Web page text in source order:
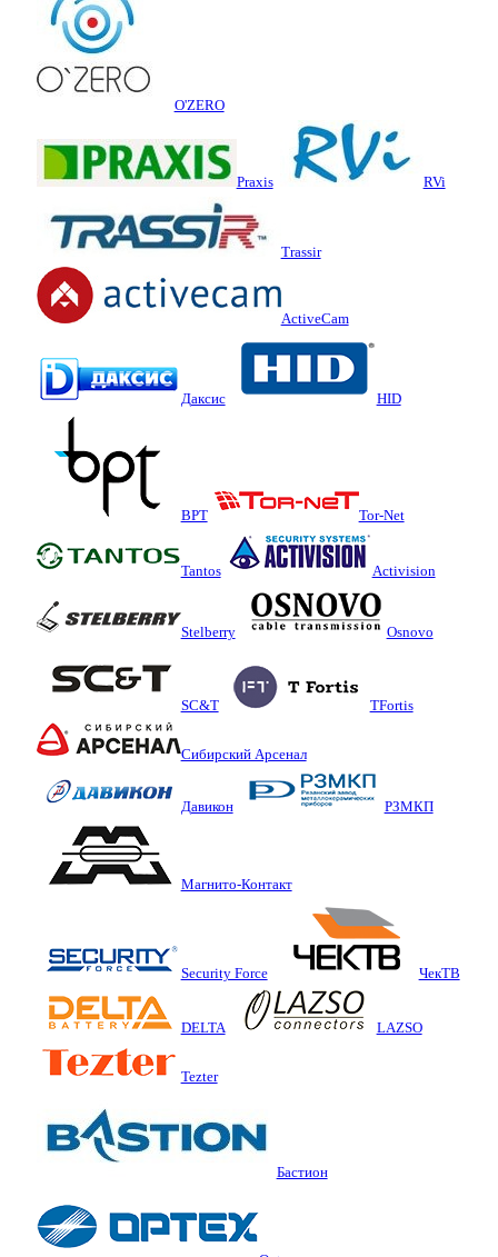
O'ZERO
Praxis RVi
Trassir
ActiveCam
Даксис HID
BPT Tor-Net
Tantos Activision
Stelberry Osnovo
SC&T TFortis
Сибирский Арсенал
Давикон РЗМКП
Магнито-Контакт
Security Force ЧекТВ
DELTA LAZSO
Tezter
Бастион